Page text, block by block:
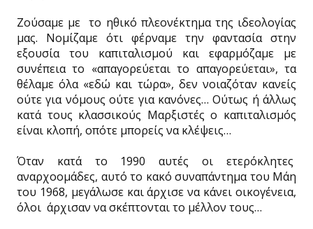
Ζούσαμε με το ηθικό πλεονέκτημα της ιδεολογίας
μας. Νομίζαμε ότι φέρναμε την φαντασία στην
εξουσία του καπιταλισμού και εφαρμόζαμε με
συνέπεια το «απαγορεύεται το απαγορεύεται», τα
θέλαμε όλα «εδώ και τώρα», δεν νοιαζόταν κανείς
ούτε για νόμους ούτε για κανόνες… Ούτως ή άλλως
κατά τους κλασσικούς Μαρξιστές ο καπιταλισμός
είναι κλοπή, οπότε μπορείς να κλέψεις…
Όταν κατά το 1990 αυτές οι ετερόκλητες
αναρχοομάδες, αυτό το κακό συναπάντημα του Μάη
του 1968, μεγάλωσε και άρχισε να κάνει οικογένεια,
όλοι άρχισαν να σκέπτονται το μέλλον τους…